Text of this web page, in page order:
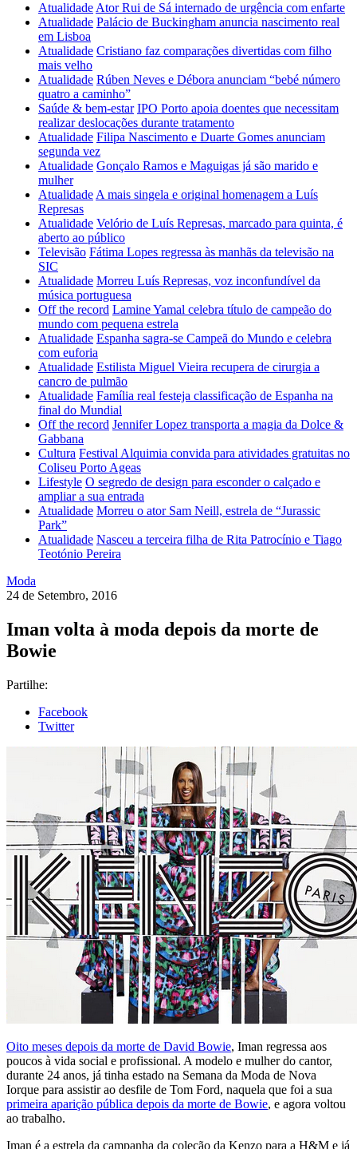
Atualidade Ator Rui de Sá internado de urgência com enfarte
Atualidade Palácio de Buckingham anuncia nascimento real
em Lisboa
Atualidade Cristiano faz comparações divertidas com filho
mais velho
Atualidade Rúben Neves e Débora anunciam “bebé número
quatro a caminho”
Saúde & bem-estar IPO Porto apoia doentes que necessitam
realizar deslocações durante tratamento
Atualidade Filipa Nascimento e Duarte Gomes anunciam
segunda vez
Atualidade Gonçalo Ramos e Maguigas já são marido e
mulher
Atualidade A mais singela e original homenagem a Luís
Represas
Atualidade Velório de Luís Represas, marcado para quinta, é
aberto ao público
Televisão Fátima Lopes regressa às manhãs da televisão na
SIC
Atualidade Morreu Luís Represas, voz inconfundível da
música portuguesa
Off the record Lamine Yamal celebra título de campeão do
mundo com pequena estrela
Atualidade Espanha sagra-se Campeã do Mundo e celebra
com euforia
Atualidade Estilista Miguel Vieira recupera de cirurgia a
cancro de pulmão
Atualidade Família real festeja classificação de Espanha na
final do Mundial
Off the record Jennifer Lopez transporta a magia da Dolce &
Gabbana
Cultura Festival Alquimia convida para atividades gratuitas no
Coliseu Porto Ageas
Lifestyle O segredo de design para esconder o calçado e
ampliar a sua entrada
Atualidade Morreu o ator Sam Neill, estrela de “Jurassic
Park”
Atualidade Nasceu a terceira filha de Rita Patrocínio e Tiago
Teotónio Pereira
Moda
24 de Setembro, 2016
Iman volta à moda depois da morte de
Bowie
Partilhe:
Facebook
Twitter
Oito meses depois da morte de David Bowie, Iman regressa aos
poucos à vida social e profissional. A modelo e mulher do cantor,
durante 24 anos, já tinha estado na Semana da Moda de Nova
Iorque para assistir ao desfile de Tom Ford, naquela que foi a sua
primeira aparição pública depois da morte de Bowie, e agora voltou
ao trabalho.
Iman é a estrela da campanha da coleção da Kenzo para a H&M e já